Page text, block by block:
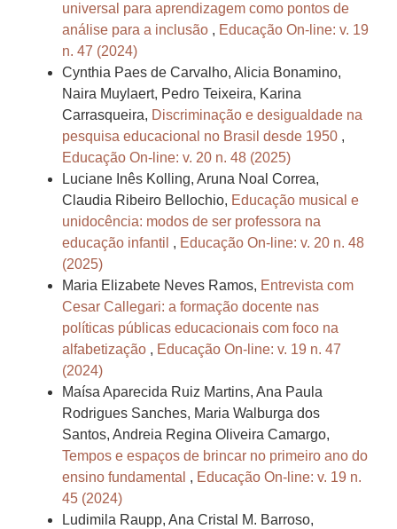
universal para aprendizagem como pontos de
análise para a inclusão , Educação On-line: v. 19
n. 47 (2024)
Cynthia Paes de Carvalho, Alicia Bonamino,
Naira Muylaert, Pedro Teixeira, Karina
Carrasqueira, Discriminação e desigualdade na
pesquisa educacional no Brasil desde 1950 ,
Educação On-line: v. 20 n. 48 (2025)
Luciane Inês Kolling, Aruna Noal Correa,
Claudia Ribeiro Bellochio, Educação musical e
unidocência: modos de ser professora na
educação infantil , Educação On-line: v. 20 n. 48
(2025)
Maria Elizabete Neves Ramos, Entrevista com
Cesar Callegari: a formação docente nas
políticas públicas educacionais com foco na
alfabetização , Educação On-line: v. 19 n. 47
(2024)
Maísa Aparecida Ruiz Martins, Ana Paula
Rodrigues Sanches, Maria Walburga dos
Santos, Andreia Regina Oliveira Camargo,
Tempos e espaços de brincar no primeiro ano do
ensino fundamental , Educação On-line: v. 19 n.
45 (2024)
Ludimila Raupp, Ana Cristal M. Barroso,